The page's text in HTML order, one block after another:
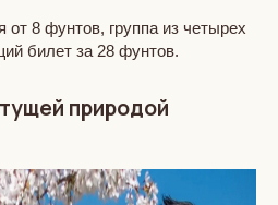
от 8 фунтов, группа из четырех
билет за 28 фунтов.
природой